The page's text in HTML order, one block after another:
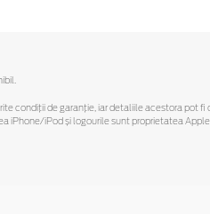
condiții de garanție, iar detaliile acestora
iPod și logourile sunt proprietatea